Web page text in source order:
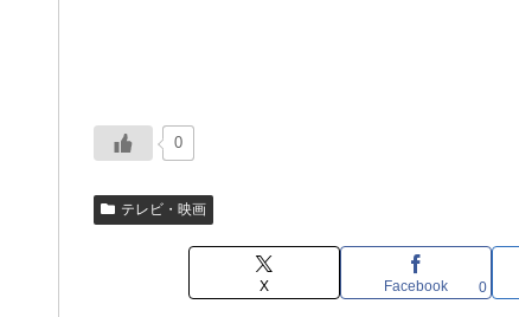
0
テレビ・映画
X Facebook 0